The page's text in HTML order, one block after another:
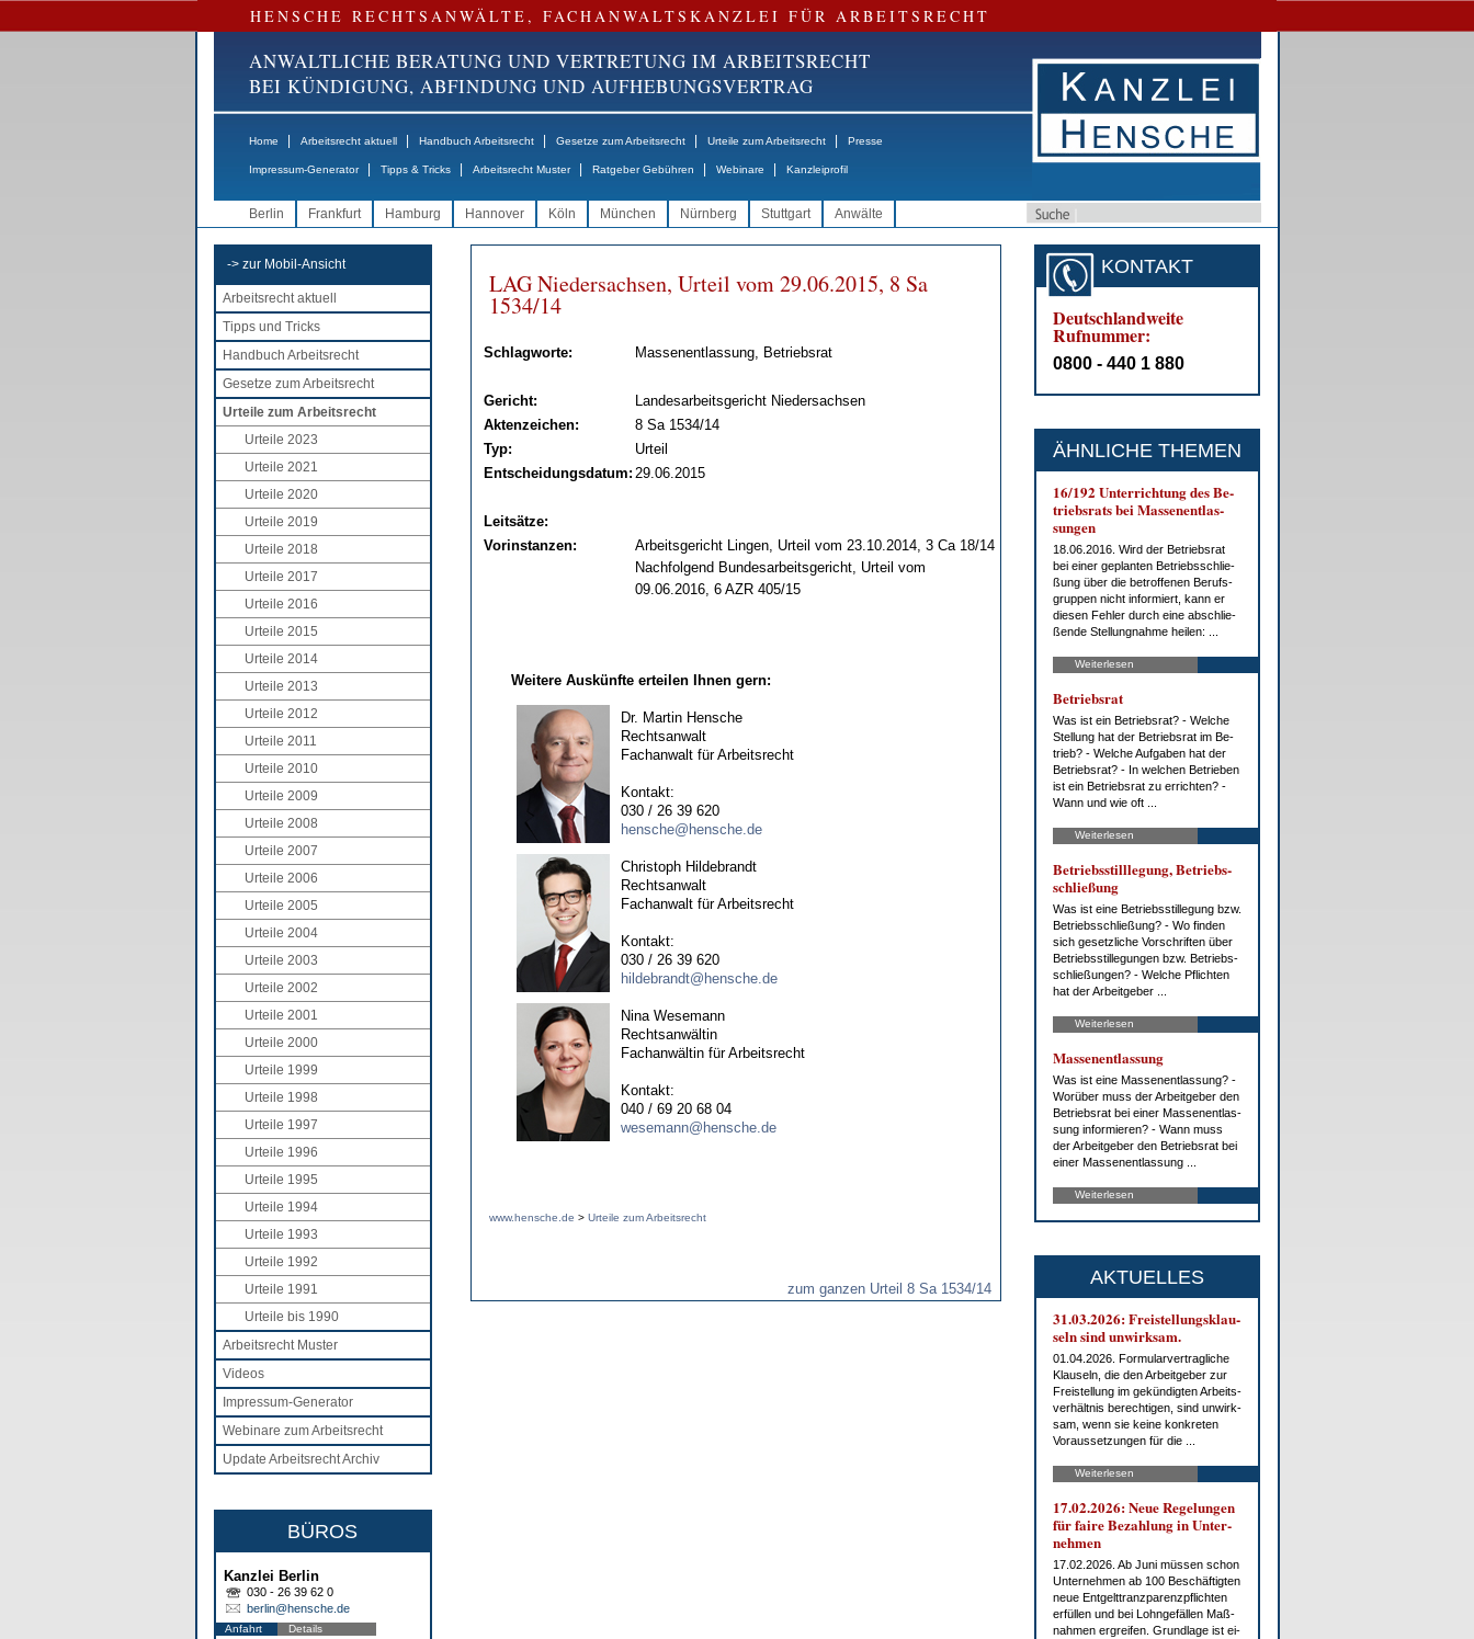
HENSCHE RECHTSANWÄLTE, FACHANWALTSKANZLEI FÜR ARBEITSRECHT
ANWALTLICHE BERATUNG UND VERTRETUNG IM ARBEITSRECHT
BEI KÜNDIGUNG, ABFINDUNG UND AUFHEBUNGSVERTRAG
Home Arbeitsrecht aktuell Handbuch Arbeitsrecht Gesetze zum Arbeitsrecht Urteile zum Arbeitsrecht Presse
Impressum-Generator Tipps & Tricks Arbeitsrecht Muster Ratgeber Gebühren Webinare Kanzleiprofil
Berlin Frankfurt Hamburg Hannover Köln München Nürnberg Stuttgart Anwälte
-> zur Mobil-Ansicht
Arbeitsrecht aktuell
Tipps und Tricks
Handbuch Arbeitsrecht
Gesetze zum Arbeitsrecht
Urteile zum Arbeitsrecht
Urteile 2023
Urteile 2021
Urteile 2020
Urteile 2019
Urteile 2018
Urteile 2017
Urteile 2016
Urteile 2015
Urteile 2014
Urteile 2013
Urteile 2012
Urteile 2011
Urteile 2010
Urteile 2009
Urteile 2008
Urteile 2007
Urteile 2006
Urteile 2005
Urteile 2004
Urteile 2003
Urteile 2002
Urteile 2001
Urteile 2000
Urteile 1999
Urteile 1998
Urteile 1997
Urteile 1996
Urteile 1995
Urteile 1994
Urteile 1993
Urteile 1992
Urteile 1991
Urteile bis 1990
Arbeitsrecht Muster
Videos
Impressum-Generator
Webinare zum Arbeitsrecht
Update Arbeitsrecht Archiv
BÜROS
Kanzlei Berlin
030 - 26 39 62 0
berlin@hensche.de
Anfahrt Details
LAG Nie­der­sach­sen, Ur­teil vom 29.06.2015, 8 Sa
1534/14
Schlagworte: Massenentlassung, Betriebsrat
Gericht:
Landesarbeitsgericht Niedersachsen
Aktenzeichen:
8 Sa 1534/14
Typ:
Urteil
Entscheidungsdatum: 29.06.2015
Leitsätze:
Vorinstanzen:
Arbeitsgericht Lingen, Urteil vom 23.10.2014, 3 Ca 18/14
Nachfolgend Bundesarbeitsgericht, Urteil vom
09.06.2016, 6 AZR 405/15
Weitere Auskünfte erteilen Ihnen gern:
Dr. Martin Hensche
Rechtsanwalt
Fachanwalt für Arbeitsrecht
Kontakt:
030 / 26 39 620
hensche@hensche.de
Christoph Hildebrandt
Rechtsanwalt
Fachanwalt für Arbeitsrecht
Kontakt:
030 / 26 39 620
hildebrandt@hensche.de
Nina Wesemann
Rechtsanwältin
Fachanwältin für Arbeitsrecht
Kontakt:
040 / 69 20 68 04
wesemann@hensche.de
www.hensche.de > Urteile zum Arbeitsrecht
zum ganzen Urteil 8 Sa 1534/14
KONTAKT
Deutschlandweite
Rufnummer:
0800 - 440 1 880
ÄHNLICHE THEMEN
16/192 Un­ter­rich­tung des Be­
triebs­rats bei Mas­sen­ent­las­
sun­gen
18.06.2016. Wird der Be­triebs­rat
bei ei­ner ge­plan­ten Be­triebs­schlie­
ßung über die be­trof­fe­nen Be­rufs­
grup­pen nicht in­for­miert, kann er
die­sen Feh­ler durch ei­ne ab­schlie­
ßen­de Stel­lung­nah­me hei­len: ...
Weiterlesen
Be­triebs­rat
Was ist ein Be­triebs­rat? - Wel­che
Stel­lung hat der Be­triebs­rat im Be­
trieb? - Wel­che Auf­ga­ben hat der
Be­triebs­rat? - In wel­chen Be­trie­ben
ist ein Be­triebs­rat zu er­rich­ten? -
Wann und wie oft ...
Weiterlesen
Be­triebs­still­le­gung, Be­triebs­
schlie­ßung
Was ist ei­ne Be­triebs­stil­le­gung bzw.
Be­triebs­schlie­ßung? - Wo fin­den
sich ge­setz­li­che Vor­schrif­ten über
Be­triebs­stil­le­gun­gen bzw. Be­triebs­
schlie­ßun­gen? - Wel­che Pflich­ten
hat der Ar­beit­ge­ber ...
Weiterlesen
Mas­sen­ent­las­sung
Was ist ei­ne Mas­sen­ent­las­sung? -
Wor­über muss der Ar­beit­ge­ber den
Be­triebs­rat bei ei­ner Mas­sen­ent­las­
sung in­for­mie­ren? - Wann muss
der Ar­beit­ge­ber den Be­triebs­rat bei
ei­ner Mas­sen­ent­las­sung ...
Weiterlesen
AKTUELLES
31.03.2026: Frei­stel­lungs­klau­
seln sind un­wirk­sam.
01.04.2026. For­mu­lar­ver­trag­li­che
Klau­seln, die den Ar­beit­ge­ber zur
Frei­stel­lung im ge­kün­dig­ten Ar­beits­
ver­hält­nis be­rech­ti­gen, sind un­wirk­
sam, wenn sie kei­ne kon­kre­ten
Vor­aus­set­zun­gen für die ...
Weiterlesen
17.02.2026: Neue Re­ge­lun­gen
für fai­re Be­zah­lung in Un­ter­
neh­men
17.02.2026. Ab Ju­ni müs­sen schon
Un­ter­neh­men ab 100 Be­schäf­tig­ten
neue Ent­gelt­tranz­pa­renz­pflich­ten
er­fül­len und bei Lohn­ge­fäl­len Maß­
nah­men er­grei­fen. Grund­la­ge ist ei­